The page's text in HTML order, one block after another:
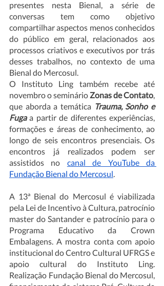
presentes nesta Bienal, a série de
conversas tem como objetivo
compartilhar aspectos menos conhecidos
do público em geral, relacionados aos
processos criativos e executivos por trás
desses trabalhos, no contexto de uma
Bienal do Mercosul.
O Instituto Ling também recebe até
novembro o seminário Zonas de Contato,
que aborda a temática Trauma, Sonho e
Fuga a partir de diferentes experiências,
formações e áreas de conhecimento, ao
longo de seis encontros presenciais. Os
encontros já realizados podem ser
assistidos no canal de YouTube da
Fundação Bienal do Mercosul.
A 13ª Bienal do Mercosul é viabilizada
pela Lei de Incentivo à Cultura, patrocínio
master do Santander e patrocínio para o
Programa Educativo da Crown
Embalagens. A mostra conta com apoio
institucional do Centro Cultural UFRGS e
apoio cultural do Instituto Ling.
Realização Fundação Bienal do Mercosul,